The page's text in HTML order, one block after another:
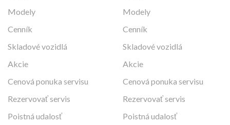
Modely
Cenník
Skladové vozidlá
Akcie
Cenová ponuka servisu
Rezervovať servis
Poistná udalosť
Modely
Cenník
Skladové vozidlá
Akcie
Cenová ponuka servisu
Rezervovať servis
Poistná udalosť